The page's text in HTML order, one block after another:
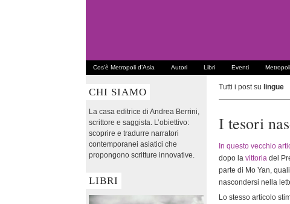
Cos’è Metropoli d’Asia Autori Libri Eventi
CHI SIAMO
La casa editrice di Andrea Berrini,
scrittore e saggista. L’obiettivo:
scoprire e tradurre narratori
contemporanei asiatici che
propongono scritture innovative.
LIBRI
Tutti i post su lingue
I tesori
In questo vecchio
dopo la vittoria del
parte di Mo Yan,
nascondersi nella
Lo stesso articolo